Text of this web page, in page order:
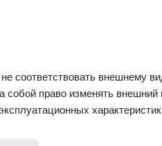
соответствовать внешнему
собой право изменять